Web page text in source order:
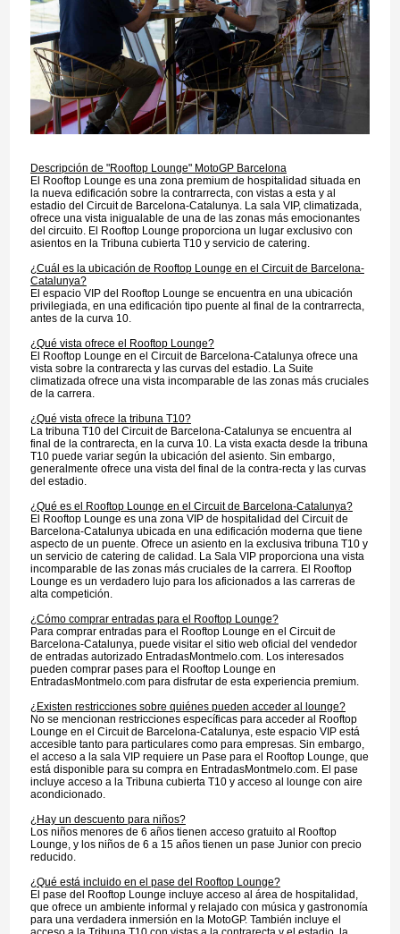
Descripción de "Rooftop Lounge" MotoGP Barcelona
El Rooftop Lounge es una zona premium de hospitalidad situada en
la nueva edificación sobre la contrarrecta, con vistas a esta y al
estadio del Circuit de Barcelona-Catalunya. La sala VIP, climatizada,
ofrece una vista inigualable de una de las zonas más emocionantes
del circuito. El Rooftop Lounge proporciona un lugar exclusivo con
asientos en la Tribuna cubierta T10 y servicio de catering.
¿Cuál es la ubicación de Rooftop Lounge en el Circuit de Barcelona-
Catalunya?
El espacio VIP del Rooftop Lounge se encuentra en una ubicación
privilegiada, en una edificación tipo puente al final de la contrarrecta,
antes de la curva 10.
¿Qué vista ofrece el Rooftop Lounge?
El Rooftop Lounge en el Circuit de Barcelona-Catalunya ofrece una
vista sobre la contrarecta y las curvas del estadio. La Suite
climatizada ofrece una vista incomparable de las zonas más cruciales
de la carrera.
¿Qué vista ofrece la tribuna T10?
La tribuna T10 del Circuit de Barcelona-Catalunya se encuentra al
final de la contrarecta, en la curva 10. La vista exacta desde la tribuna
T10 puede variar según la ubicación del asiento. Sin embargo,
generalmente ofrece una vista del final de la contra-recta y las curvas
del estadio.
¿Qué es el Rooftop Lounge en el Circuit de Barcelona-Catalunya?
El Rooftop Lounge es una zona VIP de hospitalidad del Circuit de
Barcelona-Catalunya ubicada en una edificación moderna que tiene
aspecto de un puente. Ofrece un asiento en la exclusiva tribuna T10 y
un servicio de catering de calidad. La Sala VIP proporciona una vista
incomparable de las zonas más cruciales de la carrera. El Rooftop
Lounge es un verdadero lujo para los aficionados a las carreras de
alta competición.
¿Cómo comprar entradas para el Rooftop Lounge?
Para comprar entradas para el Rooftop Lounge en el Circuit de
Barcelona-Catalunya, puede visitar el sitio web oficial del vendedor
de entradas autorizado EntradasMontmelo.com. Los interesados
pueden comprar pases para el Rooftop Lounge en
EntradasMontmelo.com para disfrutar de esta experiencia premium.
¿Existen restricciones sobre quiénes pueden acceder al lounge?
No se mencionan restricciones específicas para acceder al Rooftop
Lounge en el Circuit de Barcelona-Catalunya, este espacio VIP está
accesible tanto para particulares como para empresas. Sin embargo,
el acceso a la sala VIP requiere un Pase para el Rooftop Lounge, que
está disponible para su compra en EntradasMontmelo.com. El pase
incluye acceso a la Tribuna cubierta T10 y acceso al lounge con aire
acondicionado.
¿Hay un descuento para niños?
Los niños menores de 6 años tienen acceso gratuito al Rooftop
Lounge, y los niños de 6 a 15 años tienen un pase Junior con precio
reducido.
¿Qué está incluido en el pase del Rooftop Lounge?
El pase del Rooftop Lounge incluye acceso al área de hospitalidad,
que ofrece un ambiente informal y relajado con música y gastronomía
para una verdadera inmersión en la MotoGP. También incluye el